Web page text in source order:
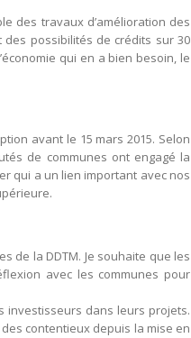
des travaux d’amélioration des
possibilités de crédits sur 30
qui en a bien besoin, le
avant le 15 mars 2015. Selon
de communes ont engagé la
qui a un lien important avec nos
de la DDTM. Je souhaite que les
avec les communes pour
investisseurs dans leurs projets.
contentieux depuis la mise en